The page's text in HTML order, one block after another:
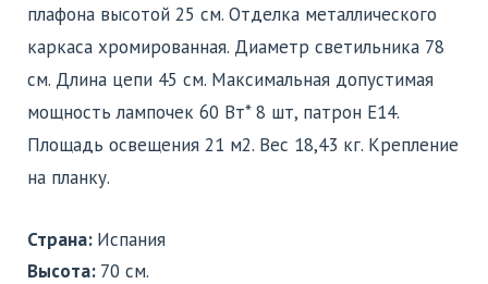
плафона высотой 25 см. Отделка металлического
каркаса хромированная. Диаметр светильника 78
см. Длина цепи 45 см. Максимальная допустимая
мощность лампочек 60 Вт* 8 шт, патрон E14.
Площадь освещения 21 м2. Вес 18,43 кг. Крепление
на планку.
Страна: Испания
Высота: 70 см.